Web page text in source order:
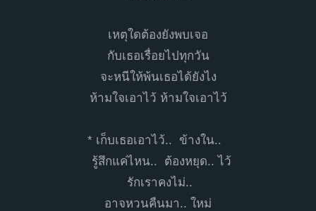
เหตุใดต้องยังพบเจอ
กับเธอเรื่อยไปทุกวัน
จะหนีให้พ้นเธอได้ยังไง
ห้ามใจเอาไว้ ห้ามใจเอาไว้
* เก็บเธอเอาไว้.. ข้างใน..
รู้สึกแค่ไหน.. ต้องหยุด.. ไว้
รักเราคงไม่..
อาจหวนคืนมา.. ใหม่